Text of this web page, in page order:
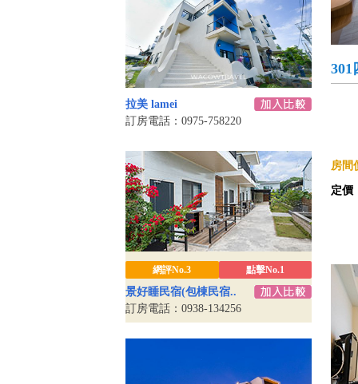
拉美 lamei
訂房電話：0975-758220
網評No.3 點擊No.1
景好睡民宿(包棟民宿..
訂房電話：0938-134256
301
房間
定價